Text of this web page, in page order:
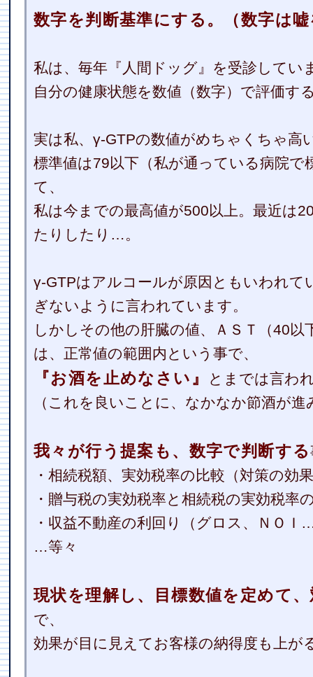
数字を判断基準にする。（数字は
私は、毎年『人間ドッグ』を受診してい
自分の健康状態を数値（数字）で評価す
実は私、γ-GTPの数値がめちゃくちゃ高
標準値は79以下（私が通っている病院で
て、
私は今までの最高値が500以上。最近は
たりしたり…。
γ-GTPはアルコールが原因ともいわれて
ぎないように言われています。
しかしその他の肝臓の値、ＡＳＴ（40以
は、正常値の範囲内という事で、
『お酒を止めなさい』
とまでは言わ
（これを良いことに、なかなか節酒が
我々が行う提案も、数字で判断する
・相続税額、実効税率の比較（対策の効
・贈与税の実効税率と相続税の実効税率
・収益不動産の利回り（グロス、ＮＯＩ
…等々
現状を理解し、目標数値を定めて
で、
効果が目に見えてお客様の納得度も上が